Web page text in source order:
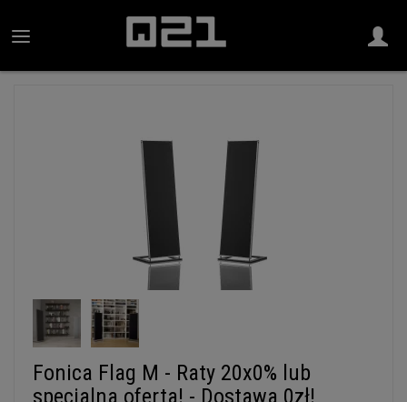
Fonica Flag M - Raty 20x0% lub
specjalna oferta! - Dostawa 0zł!